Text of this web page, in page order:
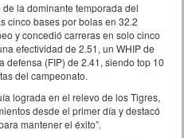
la dominante temporada del
cinco bases por bolas en 32.2
y concedió carreras en solo cinco
efectividad de 2.51, un WHIP de
defensa (FIP) de 2.41, siendo top 10
del campeonato.
lograda en el relevo de los Tigres,
desde el primer día y destacó
mantener el éxito”.